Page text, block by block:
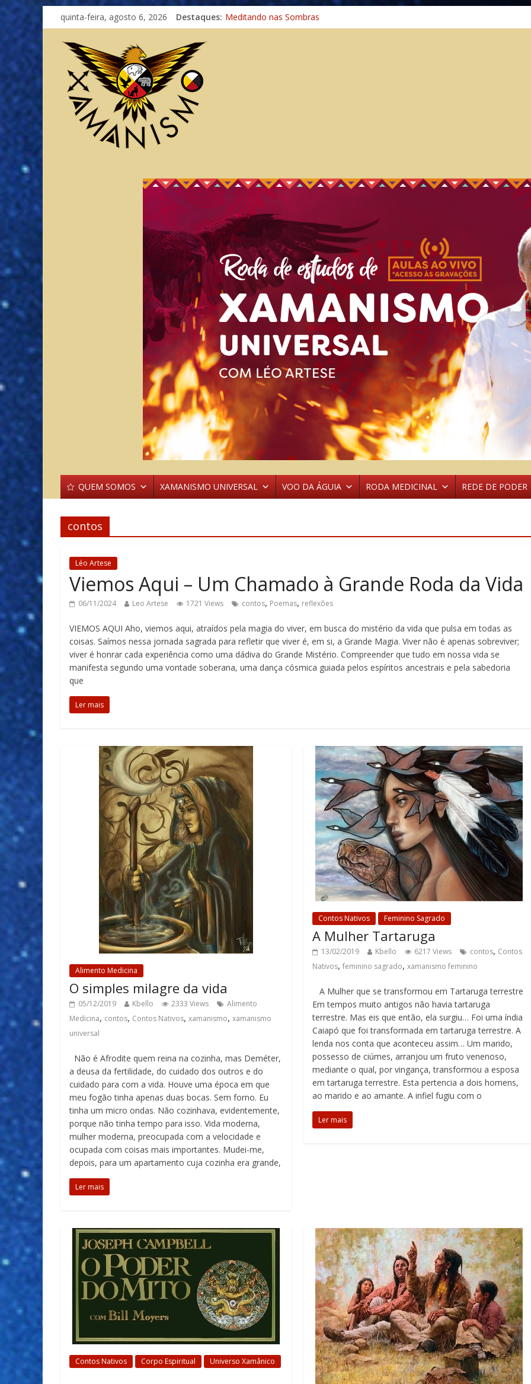
quinta-feira, agosto 6, 2026 Destaques: Imaginação na Cura
Meditando nas Sombras
QUEM SOMOS XAMANISMO UNIVERSAL VOO DA ÁGUIA RODA MEDICINAL REDE DE PODER
contos
Léo Artese
Viemos Aqui – Um Chamado à Grande Roda da Vida
06/11/2024 Leo Artese 1721 Views contos, Poemas, reflexões
VIEMOS AQUI Aho, viemos aqui, atraídos pela magia do viver, em busca do mistério da vida que pulsa em todas as
coisas. Saímos nessa jornada sagrada para refletir que viver é, em si, a Grande Magia. Viver não é apenas sobreviver;
viver é honrar cada experiência como uma dádiva do Grande Mistério. Compreender que tudo em nossa vida se
manifesta segundo uma vontade soberana, uma dança cósmica guiada pelos espíritos ancestrais e pela sabedoria
que
Ler mais
Alimento Medicina
O simples milagre da vida
05/12/2019 Kbello 2333 Views
Alimento
Medicina, contos, Contos Nativos, xamanismo, xamanismo
universal
Não é Afrodite quem reina na cozinha, mas Deméter,
a deusa da fertilidade, do cuidado dos outros e do
cuidado para com a vida. Houve uma época em que
meu fogão tinha apenas duas bocas. Sem forno. Eu
tinha um micro ondas. Não cozinhava, evidentemente,
porque não tinha tempo para isso. Vida moderna,
mulher moderna, preocupada com a velocidade e
ocupada com coisas mais importantes. Mudei-me,
depois, para um apartamento cuja cozinha era grande,
Ler mais
Contos Nativos Feminino Sagrado
A Mulher Tartaruga
13/02/2019 Kbello 6217 Views contos, Contos
Nativos,feminino sagrado,xamanismo feminino
A Mulher que se transformou em Tartaruga terrestre
Em tempos muito antigos não havia tartaruga
terrestre. Mas eis que então, ela surgiu… Foi uma índia
Caiapó que foi transformada em tartaruga terrestre. A
lenda nos conta que aconteceu assim… Um marido,
possesso de ciúmes, arranjou um fruto venenoso,
mediante o qual, por vingança, transformou a esposa
em tartaruga terrestre. Esta pertencia a dois homens,
ao marido e ao amante. A infiel fugiu com o
Ler mais
Contos Nativos Corpo Espiritual Universo Xamânico